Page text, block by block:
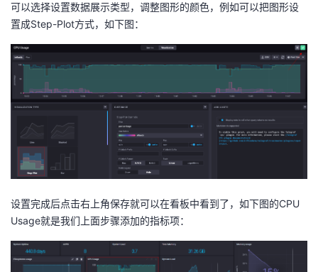
可以选择设置数据展示类型，调整图形的颜色，例如可以把图形设
置成Step-Plot方式，如下图：
设置完成后点击右上角保存就可以在看板中看到了，如下图的CPU
Usage就是我们上面步骤添加的指标项：